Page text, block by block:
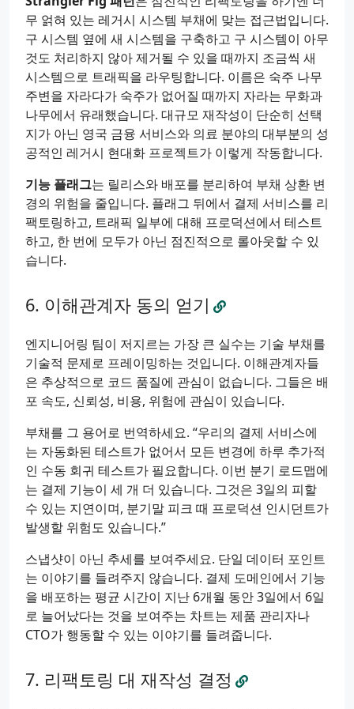
무 얽혀 있는 레거시 시스템 부채에 맞는 접근법입니다.
구 시스템 옆에 새 시스템을 구축하고 구 시스템이 아무
것도 처리하지 않아 제거될 수 있을 때까지 조금씩 새
시스템으로 트래픽을 라우팅합니다. 이름은 숙주 나무
주변을 자라다가 숙주가 없어질 때까지 자라는 무화과
나무에서 유래했습니다. 대규모 재작성이 단순히 선택
지가 아닌 영국 금융 서비스와 의료 분야의 대부분의 성
공적인 레거시 현대화 프로젝트가 이렇게 작동합니다.
기능 플래그는 릴리스와 배포를 분리하여 부채 상환 변
경의 위험을 줄입니다. 플래그 뒤에서 결제 서비스를 리
팩토링하고, 트래픽 일부에 대해 프로덕션에서 테스트
하고, 한 번에 모두가 아닌 점진적으로 롤아웃할 수 있
습니다.
이해관계자 동의 얻기
엔지니어링 팀이 저지르는 가장 큰 실수는 기술 부채를
기술적 문제로 프레이밍하는 것입니다. 이해관계자들
은 추상적으로 코드 품질에 관심이 없습니다. 그들은 배
포 속도, 신뢰성, 비용, 위험에 관심이 있습니다.
부채를 그 용어로 번역하세요. “우리의 결제 서비스에
는 자동화된 테스트가 없어서 모든 변경에 하루 추가적
인 수동 회귀 테스트가 필요합니다. 이번 분기 로드맵에
는 결제 기능이 세 개 더 있습니다. 그것은 3일의 피할
수 있는 지연이며, 분기말 피크 때 프로덕션 인시던트가
발생할 위험도 있습니다.”
스냅샷이 아닌 추세를 보여주세요. 단일 데이터 포인트
는 이야기를 들려주지 않습니다. 결제 도메인에서 기능
을 배포하는 평균 시간이 지난 6개월 동안 3일에서 6일
로 늘어났다는 것을 보여주는 차트는 제품 관리자나
CTO가 행동할 수 있는 이야기를 들려줍니다.
리팩토링 대 재작성 결정